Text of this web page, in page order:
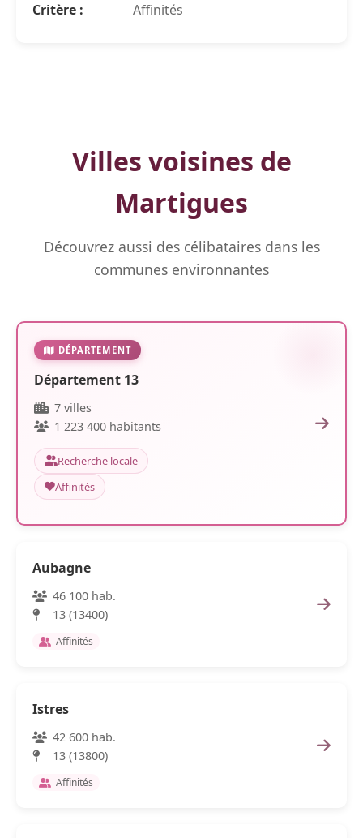
Critère :
Affinités
Villes voisines de
Martigues
Découvrez aussi des célibataires dans les
communes environnantes
DÉPARTEMENT
Département 13
7 villes
1 223 400 habitants
Recherche locale
Affinités
Aubagne
46 100 hab.
13 (13400)
Affinités
Istres
42 600 hab.
13 (13800)
Affinités